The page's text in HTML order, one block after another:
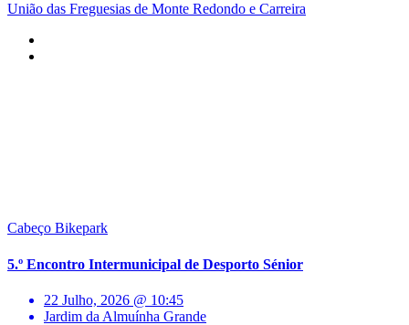
União das Freguesias de Monte Redondo e Carreira
Cabeço Bikepark
5.º Encontro Intermunicipal de Desporto Sénior
22 Julho, 2026 @ 10:45
Jardim da Almuínha Grande